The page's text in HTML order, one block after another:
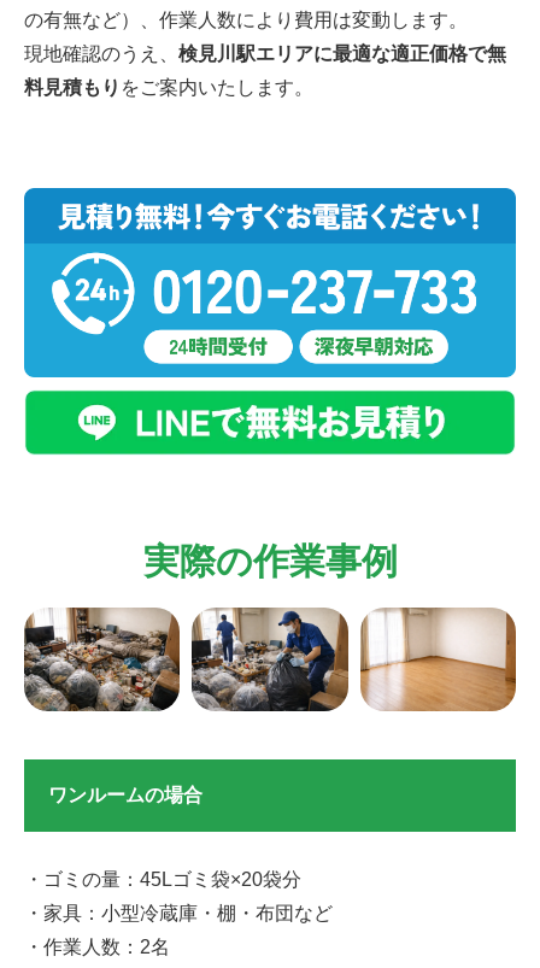
の有無など）、作業人数により費用は変動します。
現地確認のうえ、 検見川駅エリアに最適な適正価格で無
料見積もり をご案内いたします。
実際の作業事例
ワンルームの場合
・ゴミの量：45Lゴミ袋×20袋分
・家具：小型冷蔵庫・棚・布団など
・作業人数：2名